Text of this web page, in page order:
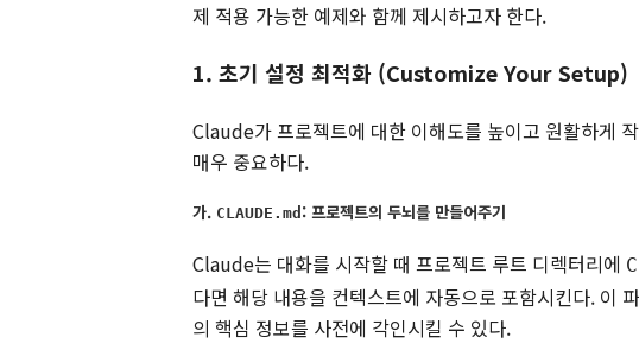
제 적용 가능한 예제와 함께 제시하고자 한다.
1. 초기 설정 최적화 (Customize Your Setup)
Claude가 프로젝트에 대한 이해도를 높이고 원활하게
매우 중요하다.
가. CLAUDE.md : 프로젝트의 두뇌를 만들어주기
Claude는 대화를 시작할 때 프로젝트 루트 디렉터리에
다면 해당 내용을 컨텍스트에 자동으로 포함시킨다. 이
의 핵심 정보를 사전에 각인시킬 수 있다.